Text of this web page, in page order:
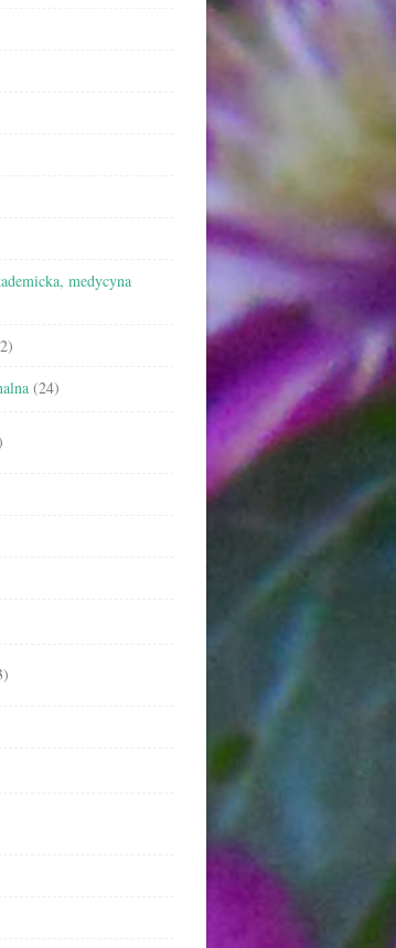
medycyna
(24)